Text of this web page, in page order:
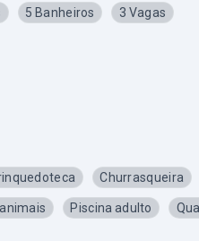
5 Banheiros 3 Vagas
Churrasqueira
Piscina adulto